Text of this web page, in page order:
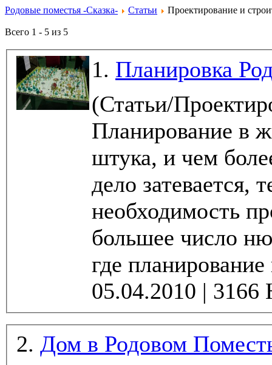
Родовые поместья -Сказка- Статьи Проектирование и
Всего 1 - 5 из 5
1. Планировка
(Статьи/
Планирование в
штука, и чем
дело затевается,
необходимость
большее число
где
2. Дом в Родовом